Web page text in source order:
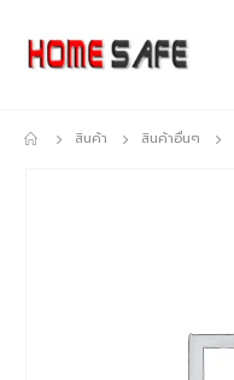
สินค้า สินค้าอื่นๆ